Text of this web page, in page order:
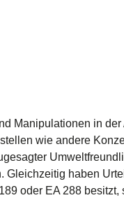
Manipulationen in
wie andere
haben
oder EA 288 besitzt,